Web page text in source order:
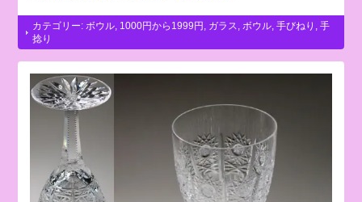
カテゴリー: ボウル 1000円から1999円 ガラス ボウル ,手びねり ,手
捻り